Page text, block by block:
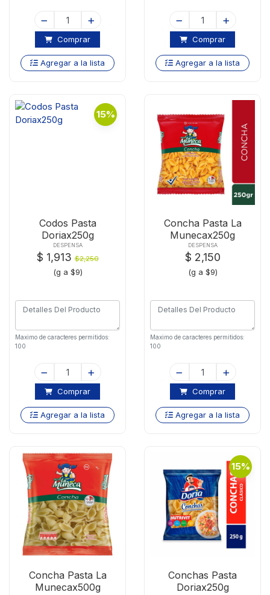
Comprar
Agregar a la lista
Comprar
Agregar a la lista
15%
Codos Pasta
Doriax250g
DESPENSA
$ 1,913$2,250
(g a $9)
Maximo de caracteres permitidos:
100
Comprar
Agregar a la lista
Concha Pasta La
Munecax250g
DESPENSA
$ 2,150
(g a $9)
Maximo de caracteres permitidos:
100
Comprar
Agregar a la lista
Concha Pasta La
Munecax500g
15%
Conchas Pasta
Doriax250g